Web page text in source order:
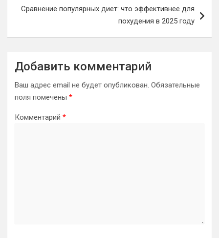
Сравнение популярных диет: что эффективнее для
похудения в 2025 году
Добавить комментарий
Ваш адрес email не будет опубликован. Обязательные
поля помечены *
Комментарий *